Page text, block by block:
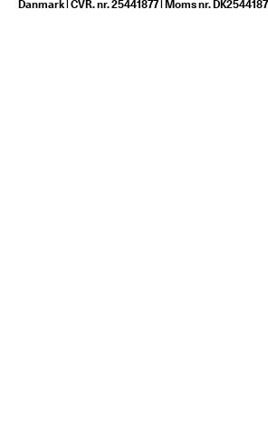
Danmark | CVR. nr. 25441877 | Moms nr.